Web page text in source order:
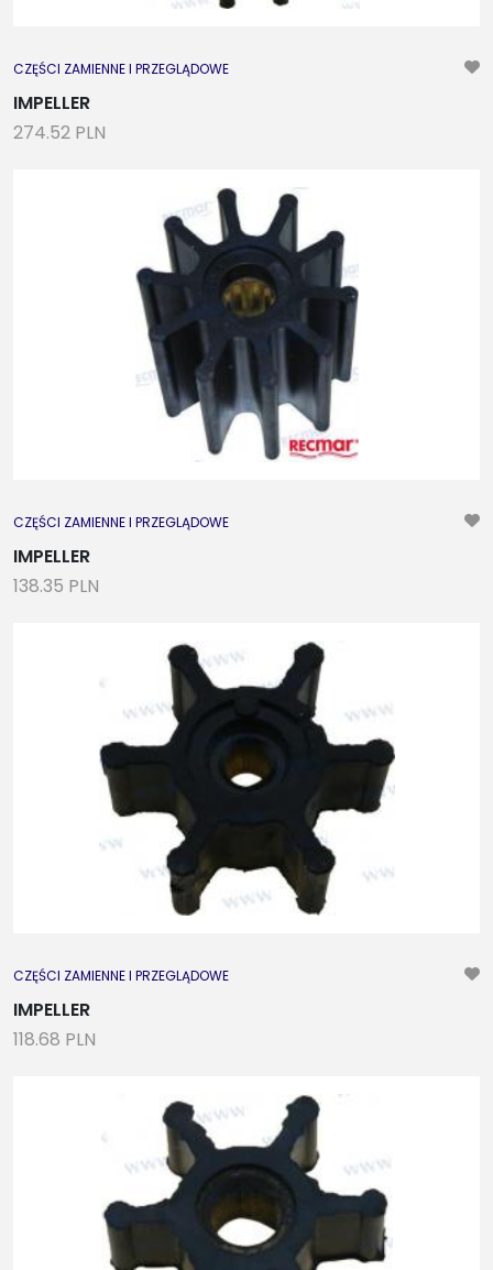
CZĘŚCI ZAMIENNE I PRZEGLĄDOWE
IMPELLER
274.52 PLN
CZĘŚCI ZAMIENNE I PRZEGLĄDOWE
IMPELLER
138.35 PLN
CZĘŚCI ZAMIENNE I PRZEGLĄDOWE
IMPELLER
118.68 PLN